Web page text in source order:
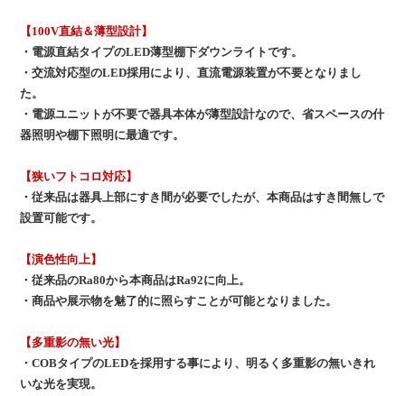
【100V直結＆薄型設計】
・電源直結タイプのLED薄型棚下ダウンライトです。
・交流対応型のLED採用により、直流電源装置が不要となりまし
た。
・電源ユニットが不要で器具本体が薄型設計なので、省スペースの什
器照明や棚下照明に最適です。
【狭いフトコロ対応】
・従来品は器具上部にすき間が必要でしたが、本商品はすき間無しで
設置可能です。
【演色性向上】
・従来品のRa80から本商品はRa92に向上。
・商品や展示物を魅了的に照らすことが可能となりました。
【多重影の無い光】
・COBタイプのLEDを採用する事により、明るく多重影の無いきれ
いな光を実現。